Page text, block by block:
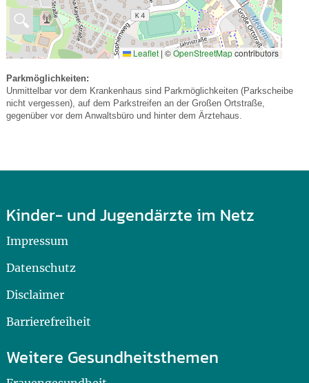
🔍
Leaflet | ©OpenStreetMapcontributors
Parkmöglichkeiten:
Unmittelbar vor dem Krankenhaus sind Parkmöglichkeiten (Parkscheibe
nicht vergessen), auf dem Parkstreifen an der Großen Ortstraße,
gegenüber vor dem Anwaltsbüro und hinter dem Ärztehaus.
Kinder- und Jugendärzte im Netz
Impressum
Datenschutz
Disclaimer
Barrierefreiheit
Weitere Gesundheitsthemen